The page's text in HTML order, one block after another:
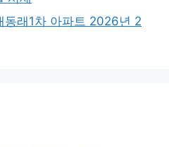
동래1차 아파트 2026년 2